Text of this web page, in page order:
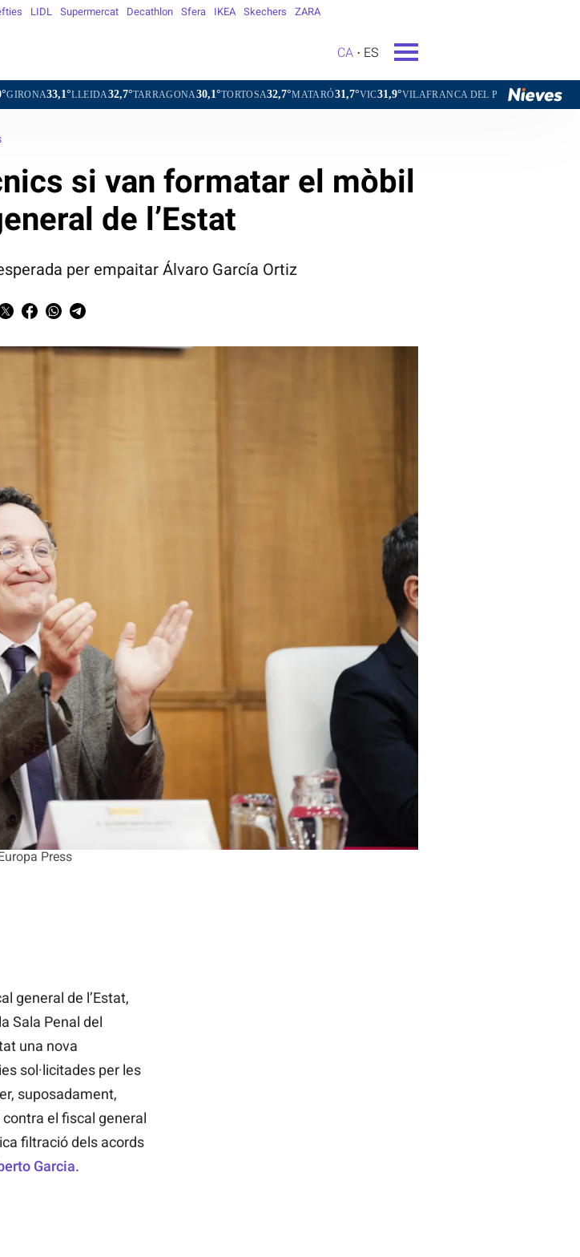
LIDL Supermercat Decathlon Sfera IKEA Skechers ZARA
CA ES
LLEIDA32,7°TARRAGONA30,1°TORTOSA32,7°MATARÓ31,7°VIC31,9°VILAFRANCA DEL PENEDÈS31,1° VILANOVA I LA
Press
si van formatar el mòbil
de l’Estat
per empaitar Álvaro García Ortiz
general de l’Estat,
Sala Penal del
una nova
sol·licitades per les
suposadament,
el fiscal general
filtració dels acords
Garcia.